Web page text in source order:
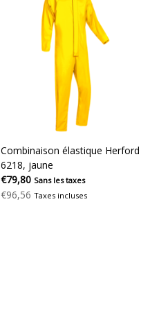
Combinaison élastique Herford
6218, jaune
€79,80 Sans les taxes
€96,56 Taxes incluses